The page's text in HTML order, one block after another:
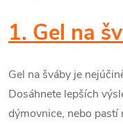
1. Gel na
Gel na šváby je
Dosáhnete lepších
dýmovnice, nebo pastí